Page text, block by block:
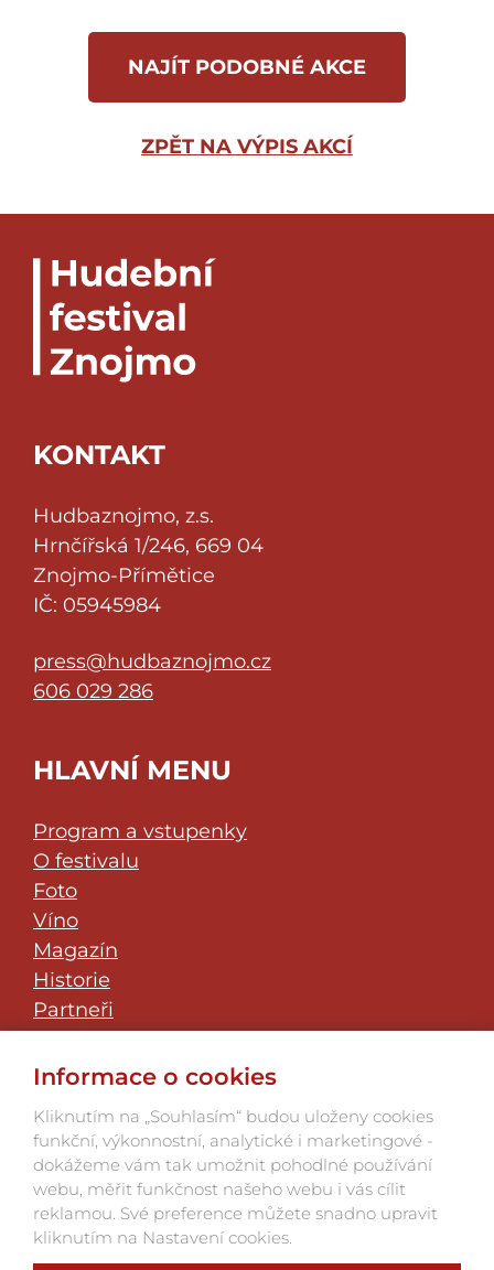
NAJÍT PODOBNÉ AKCE
ZPĚT NA VÝPIS AKCÍ
KONTAKT
Hudbaznojmo, z.s.
Hrnčířská 1/246, 669 04
Znojmo-Přímětice
IČ: 05945984
press@hudbaznojmo.cz
606 029 286
HLAVNÍ MENU
Program a vstupenky
O festivalu
Foto
Víno
Magazín
Historie
Partneři
Klub přátel
JazzFest Znojmo
Informace o cookies
Kliknutím na „Souhlasím“ budou uloženy cookies
funkční, výkonnostní, analytické i marketingové -
dokážeme vám tak umožnit pohodlné používání
webu, měřit funkčnost našeho webu i vás cílit
reklamou. Své preference můžete snadno upravit
kliknutím na Nastavení cookies.